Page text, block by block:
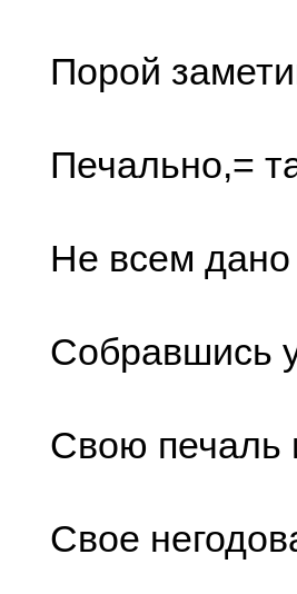
Порой
Печально,=
Не всем дано
Собравшись
Свою печаль
Свое